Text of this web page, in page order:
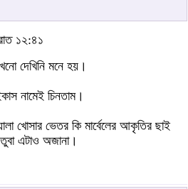
১২:৪১
দেখিনি মনে হয়।
নামেই চিনতাম।
খোসার ভেতর কি মার্বেলের আকৃতির ছাই
এটাও অজানা।